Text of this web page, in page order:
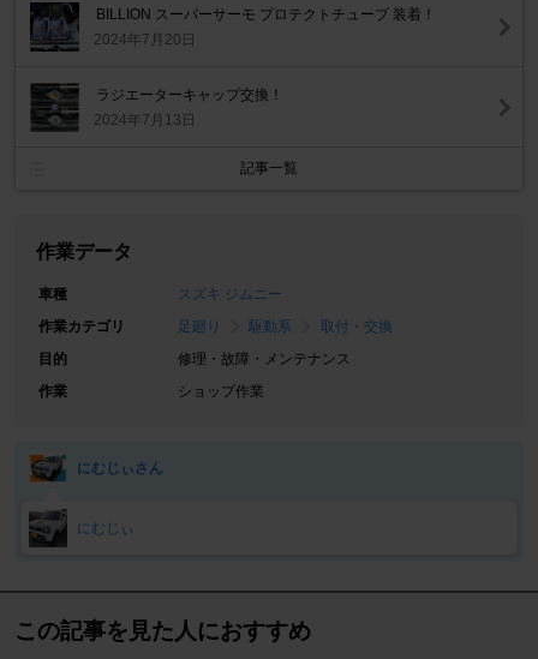
BILLION スーパーサーモ プロテクトチューブ 装着！
2024年7月20日
ラジエーターキャップ交換！
2024年7月13日
記事一覧
作業データ
車種
スズキ ジムニー
作業カテゴリ
足廻り 駆動系
取付・交換
目的
修理・故障・メンテナンス
作業
ショップ作業
にむじぃさん
にむじぃ
この記事を見た人におすすめ